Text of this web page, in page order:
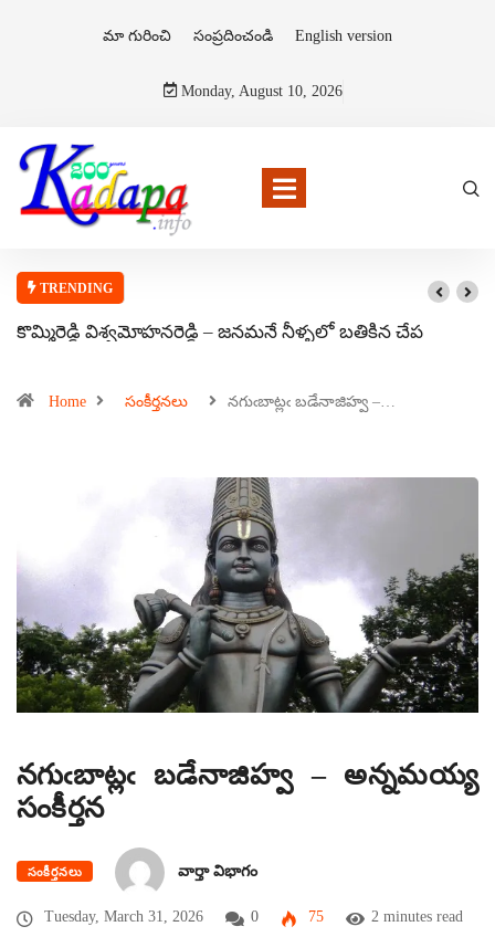
మా గురించి సంప్రదించండి English version
Monday, August 10, 2026
TRENDING
కొమ్మిరెడ్డి విశ్వమోహనరెడ్డి – జనమనే నీళ్ళలో బతికిన చేప
Home సంకీర్తనలు నగుఁబాట్లఁ బడేనాజిహ్వ –…
నగుఁబాట్లఁ బడేనాజిహ్వ – అన్నమయ్య
సంకీర్తన
సంకీర్తనలు వార్తా విభాగం
Tuesday, March 31, 2026 0 75 2 minutes read